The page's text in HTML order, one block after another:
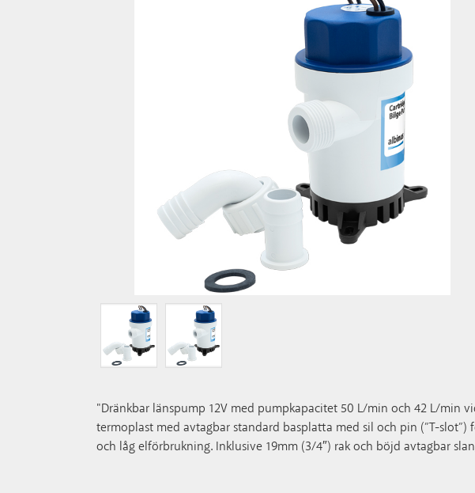
"Dränkbar länspump 12V med pumpkapacitet 50 L/min och 42 L/min
termoplast med avtagbar standard basplatta med sil och pin (”T-
och låg elförbrukning. Inklusive 19mm (3/4″) rak och böjd avtagbar